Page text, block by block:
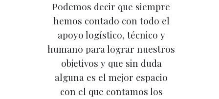
Podemos decir que siempre
hemos contado con todo el
apoyo logístico, técnico y
humano para lograr nuestros
objetivos y que sin duda
alguna es el mejor espacio
con el que contamos los